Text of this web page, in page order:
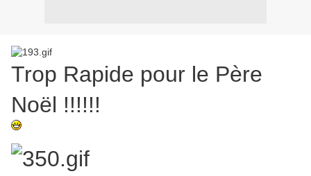
Trop Rapide pour le Père
Noël !!!!!!